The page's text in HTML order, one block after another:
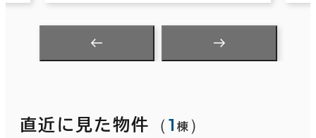
直近に見た物件 （1 棟 ）